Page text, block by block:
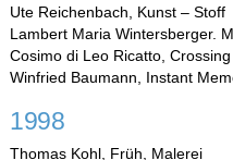
Ute Reichenbach, Kunst – Stoff
Lambert Maria Wintersberger.
Cosimo di Leo Ricatto, Crossing
Winfried Baumann, Instant
1998
Thomas Kohl, Früh, Malerei